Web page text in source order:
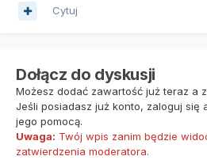
Cytuj
Dołącz do dyskusji
Możesz dodać zawartość już teraz a
Jeśli posiadasz już konto, zaloguj się
jego pomocą.
Uwaga: Twój wpis zanim będzie
zatwierdzenia moderatora.